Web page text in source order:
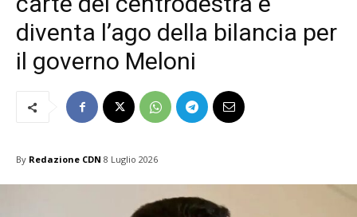
diventa l’ago della bilancia per
il governo Meloni
By Redazione CDN 8 Luglio 2026